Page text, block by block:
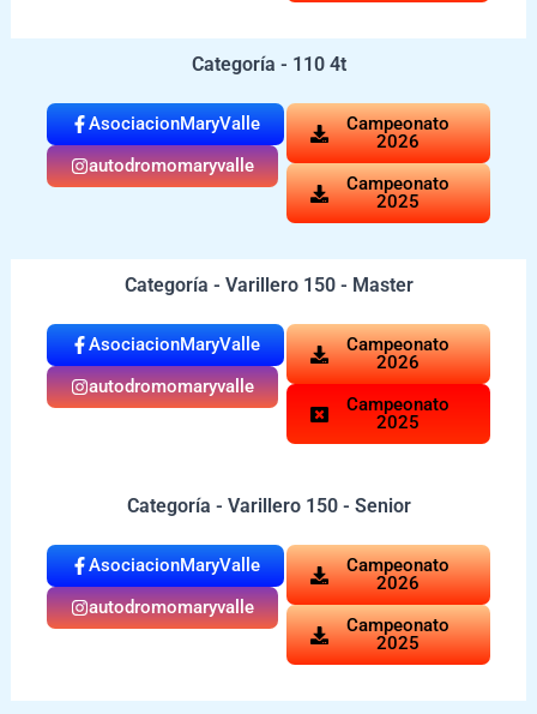
Categoría - 110 4t
AsociacionMaryValle
autodromomaryvalle
Campeonato
2026
Campeonato
2025
Categoría - Varillero 150 - Master
AsociacionMaryValle
autodromomaryvalle
Campeonato
2026
Campeonato
2025
Categoría - Varillero 150 - Senior
AsociacionMaryValle
autodromomaryvalle
Campeonato
2026
Campeonato
2025